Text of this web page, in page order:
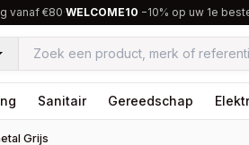
vanaf €80·WELCOME10 −10% op uw 1e
Sanitair Gereedschap
Grijs